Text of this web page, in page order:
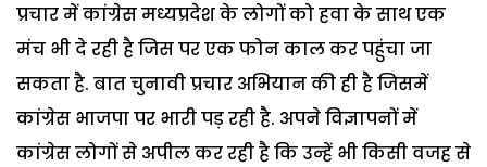
प्रचार में कांग्रेस मध्यप्रदेश के लोगों को हवा के साथ एक
मंच भी दे रही है जिस पर एक फोन काल कर पहुंचा जा
सकता है. बात चुनावी प्रचार अभियान की ही है जिसमें
कांग्रेस भाजपा पर भारी पड़ रही है. अपने विज्ञापनों में
कांग्रेस लोगों से अपील कर रही है कि उन्हें भी किसी वजह से